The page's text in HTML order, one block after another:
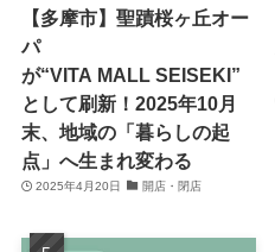
【多摩市】聖蹟桜ヶ丘オー
パ
が“VITA MALL SEISEKI”
として刷新！2025年10月
末、地域の「暮らしの起
点」へ生まれ変わる
2025年4月20日 開店・閉店